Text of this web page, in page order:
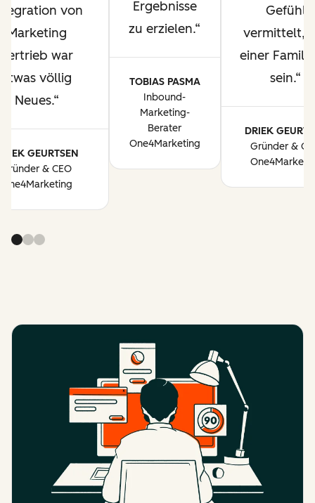
von
Marketing
Vertrieb war
etwas völlig
Neues.
GEURTSEN
Gründer & CEO
One4Marketing
Ergebnisse
zu erzielen.
TOBIAS PASMA
Inbound-
Marketing-
Berater
One4Marketing
Gefühl
vermittelt,
einer
sein.
DRIEK
Gründer &